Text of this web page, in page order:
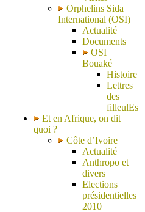
Orphelins Sida
International (OSI)
Actualité
Documents
OSI
Bouaké
Histoire
Lettres
des
filleulEs
Et en Afrique, on dit
quoi ?
Côte d’Ivoire
Actualité
Anthropo et
divers
Elections
présidentielles
2010